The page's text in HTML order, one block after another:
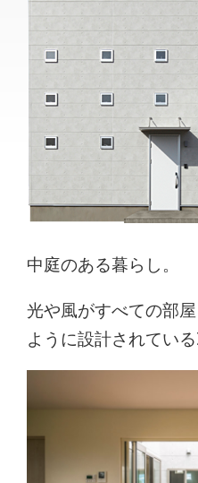
中庭のある暮らし。
光や風がすべての部
ように設計されてい